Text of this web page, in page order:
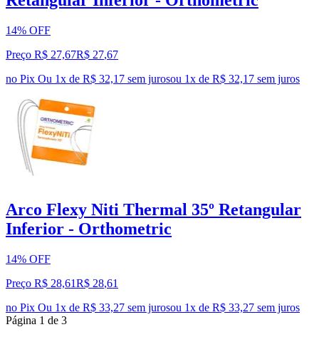
14% OFF
Preço R$ 27,67R$ 27,67
no Pix Ou 1x de R$ 32,17 sem jurosou 1x de R$ 32,17 sem juros
Arco Flexy Niti Thermal 35º Retangular
Inferior - Orthometric
14% OFF
Preço R$ 28,61R$ 28,61
no Pix Ou 1x de R$ 33,27 sem jurosou 1x de R$ 33,27 sem juros
Página 1 de 3